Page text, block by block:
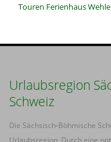
Touren Ferienhaus
Urlaubsregion
Schweiz
Die Sächsisch-Böhmische
Urlaubsregion. Durch eine